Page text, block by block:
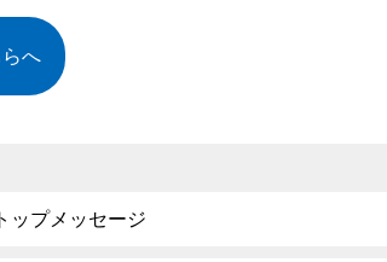
へ
トップメッセージ